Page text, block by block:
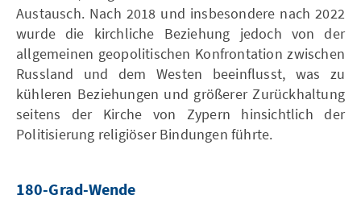
Austausch. Nach 2018 und insbesondere nach 2022
wurde die kirchliche Beziehung jedoch von der
allgemeinen geopolitischen Konfrontation zwischen
Russland und dem Westen beeinflusst, was zu
kühleren Beziehungen und größerer Zurückhaltung
seitens der Kirche von Zypern hinsichtlich der
Politisierung religiöser Bindungen führte.
180-Grad-Wende